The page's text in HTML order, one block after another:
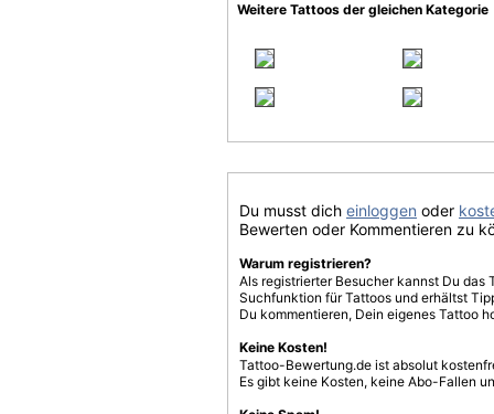
Weitere Tattoos der gleichen Kategorie
Du musst dich einloggen oder
Bewerten oder Kommentieren zu
Warum registrieren?
Als registrierter Besucher kannst Du
Suchfunktion für Tattoos und erhältst
Du kommentieren, Dein eigenes Tattoo
Keine Kosten!
Tattoo-Bewertung.de ist absolut
Es gibt keine Kosten, keine Abo-Fallen